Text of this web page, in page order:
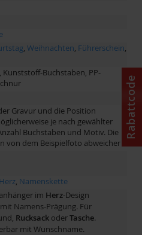
, Weihnachten, Führerschein,
Kunststoff-Buchstaben, PP-
Gravur und die Position
je nach gewählter
Buchstaben und Motiv. Die
von dem Beispielfoto abweichen.
Herz, Namenskette
im Herz-Design
Namens-Prägung. Für
Rucksack oderTasche.
mit Wunschname.
Rabattcode